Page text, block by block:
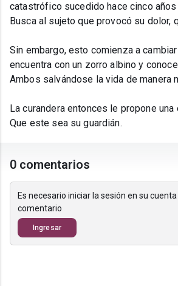
catastrófico sucedido hace cinco años
Busca al sujeto que provocó su dolor,
Sin embargo, esto comienza a
encuentra con un zorro albino y
Ambos salvándose la vida de manera
La curandera entonces le propone una
Que este sea su guardián.
0 comentarios
Es necesario iniciar la sesión en su
comentario
Ingresar